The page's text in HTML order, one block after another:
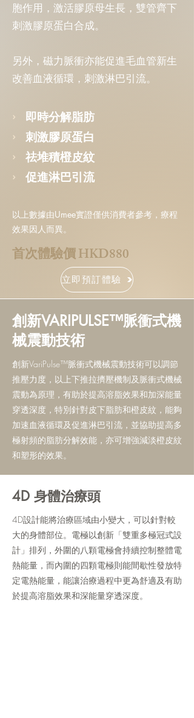
胞作用，激活膠原母生長，雙管齊下
刺激膠原蛋白合成。
另外，磁力脈衝亦能促進毛血管新生
改善血液循環，刺激淋巴引流。
› 即時分解脂肪
› 刺激膠原蛋白
› 祛堆積橙皮紋
› 促進淋巴引流
以上數據由Umee實證僅供消費者參考，療程
效果因人而異。
首次體驗價 HKD880
立即預訂體驗
創新VARIPULSE™脈衝式機
械震動技術
創新VariPulse™脈衝式機械震動技術可以調節
推壓力度，以上下推拉擠壓機制及脈衝式機械
震動為原理，有助於提高溶脂效果和加深能量
穿透深度，特別針對皮下脂肪和橙皮紋，能夠
加速血液循環及促進淋巴引流，並協助提高多
極射頻的脂肪分解效能，亦可增強減淡橙皮紋
和塑形的效果。
4D 身體治療頭
4D設計能將治療區域由小變大，可以針對較
大的身體部位。電極以創新「雙重多極冠式設
計」排列，外圍的八顆電極會持續控制整體電
熱能量，而內圍的四顆電極則能間歇性發放特
定電熱能量，能讓治療過程中更為舒適及有助
於提高溶脂效果和深能量穿透深度。